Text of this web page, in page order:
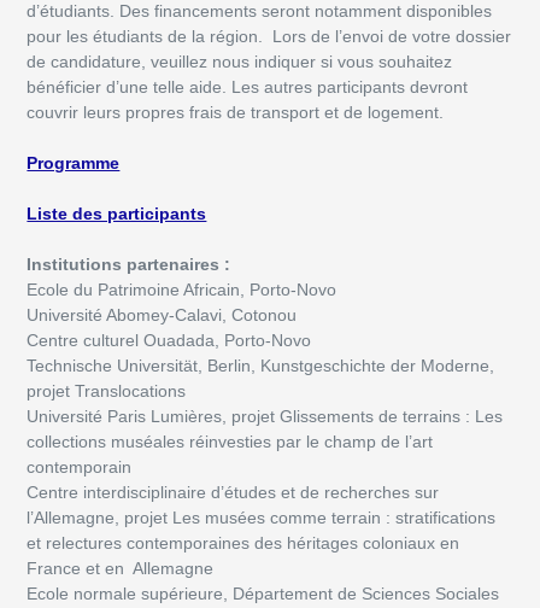
d’étudiants. Des financements seront notamment disponibles
pour les étudiants de la région. Lors de l’envoi de votre dossier
de candidature, veuillez nous indiquer si vous souhaitez
bénéficier d’une telle aide. Les autres participants devront
couvrir leurs propres frais de transport et de logement.
Programme
Liste des participants
Institutions partenaires :
Ecole du Patrimoine Africain, Porto-Novo
Université Abomey-Calavi, Cotonou
Centre culturel Ouadada, Porto-Novo
Technische Universität, Berlin, Kunstgeschichte der Moderne,
projet Translocations
Université Paris Lumières, projet Glissements de terrains : Les
collections muséales réinvesties par le champ de l’art
contemporain
Centre interdisciplinaire d’études et de recherches sur
l’Allemagne, projet Les musées comme terrain : stratifications
et relectures contemporaines des héritages coloniaux en
France et en Allemagne
Ecole normale supérieure, Département de Sciences Sociales